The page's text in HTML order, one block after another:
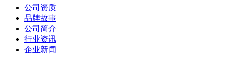
公司资质
品牌故事
公司简介
行业资讯
企业新闻